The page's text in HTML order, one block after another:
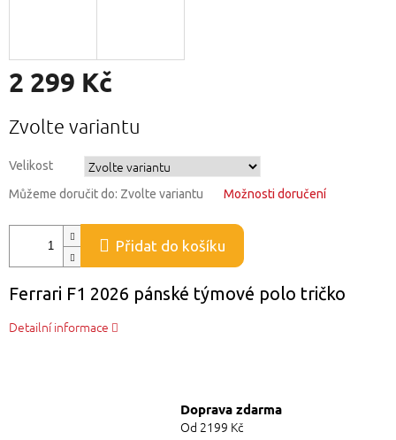
2 299 Kč
cena:
Zvolte variantu
Velikost
Můžeme doručit do: Zvolte variantu Možnosti doručení
Přidat do košíku
Ferrari F1 2026 pánské týmové polo tričko
Detailní informace
Doprava zdarma
Od 2199 Kč